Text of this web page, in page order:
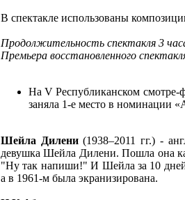
В спектакле использованы
Продолжительность спектакля 3
Премьера восстановленного
На V Республиканском смотре-
заняла 1-е место в номинации
Шейла Дилени(1938–2011 гг.) -
девушка Шейла Дилени. Пошла она
"Ну так напиши!" И Шейла за 10 дней
а в 1961-м была экранизирована.